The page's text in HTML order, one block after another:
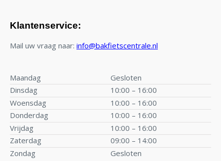
Klantenservice:
Mail uw vraag naar: info@bakfietscentrale.nl
Maandag
Gesloten
Dinsdag
10:00 – 16:00
Woensdag
10:00 – 16:00
Donderdag
10:00 – 16:00
Vrijdag
10:00 – 16:00
Zaterdag
09:00 – 14:00
Zondag
Gesloten